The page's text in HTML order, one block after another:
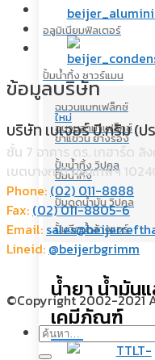
อลูมิเนียมฟิลเตอร์
ปั้มน้ำทิ้ง ซาวร์แมน
ฉนวนแมกเฟล็กซ์
ใหม่
ฉนวนอามาเฟล็กซ์
ขาแขวน ยางรอง
ปั้มน้ำทิ้ง วิปคูล
ปั้มน้ำทิ้ง
ปั้มดูดน้ำมัน วิปคูล
ปั้มฉีดน้ำล้างแอร์
น้ำยา น้ำมันแ
เคมีภัณฑ์
ข้อมูลบริษัท
บริษัท เบเจอร์ บี.กริม (ป
ชั้น 7 อาคาร ดร. เกฮาร์ด
เขตบางกะปิ กรุงเทพฯ
Phone: (02) 011-8888
Fax: (02) 011-8805-6
Email:
Lineid: @beijerbgrimm
©Copyright 2002-2021
ค้นหา: